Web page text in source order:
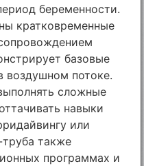
беременности.
кратковременные
базовые
воздушном потоке.
сложные
навыки
или
также
программах и